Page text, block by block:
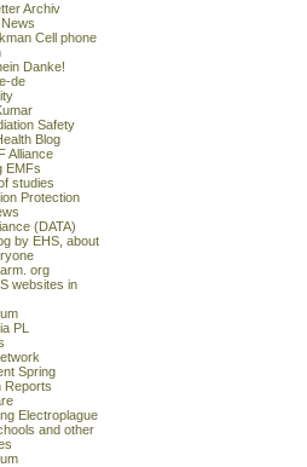
Archiv
Cell phone
Danke!
de
Safety
Blog
Alliance
EMFs
studies
Protection
(DATA)
by EHS, about
org
websites in
PL
Spring
Reports
Electroplague
and other